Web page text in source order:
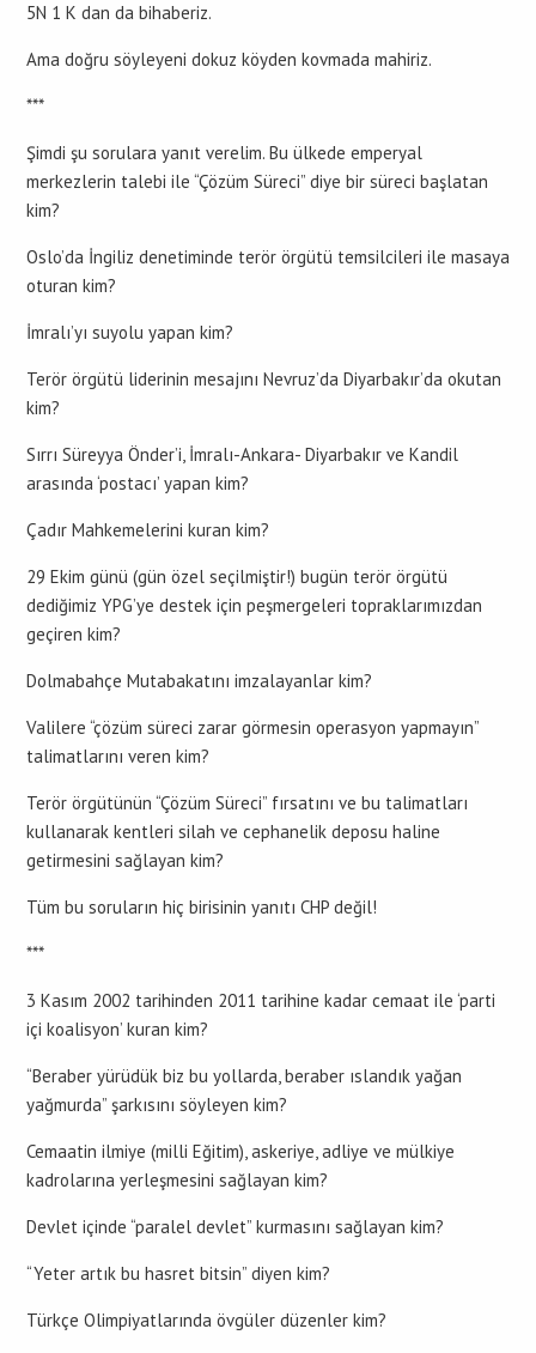
5N 1 K dan da bihaberiz.
Ama doğru söyleyeni dokuz köyden kovmada mahiriz.
***
Şimdi şu sorulara yanıt verelim. Bu ülkede emperyal
merkezlerin talebi ile “Çözüm Süreci” diye bir süreci başlatan
kim?
Oslo’da İngiliz denetiminde terör örgütü temsilcileri ile masaya
oturan kim?
İmralı’yı suyolu yapan kim?
Terör örgütü liderinin mesajını Nevruz’da Diyarbakır’da okutan
kim?
Sırrı Süreyya Önder’i, İmralı-Ankara- Diyarbakır ve Kandil
arasında ‘postacı’ yapan kim?
Çadır Mahkemelerini kuran kim?
29 Ekim günü (gün özel seçilmiştir!) bugün terör örgütü
dediğimiz YPG’ye destek için peşmergeleri topraklarımızdan
geçiren kim?
Dolmabahçe Mutabakatını imzalayanlar kim?
Valilere “çözüm süreci zarar görmesin operasyon yapmayın”
talimatlarını veren kim?
Terör örgütünün “Çözüm Süreci” fırsatını ve bu talimatları
kullanarak kentleri silah ve cephanelik deposu haline
getirmesini sağlayan kim?
Tüm bu soruların hiç birisinin yanıtı CHP değil!
***
3 Kasım 2002 tarihinden 2011 tarihine kadar cemaat ile ‘parti
içi koalisyon’ kuran kim?
“Beraber yürüdük biz bu yollarda, beraber ıslandık yağan
yağmurda” şarkısını söyleyen kim?
Cemaatin ilmiye (milli Eğitim), askeriye, adliye ve mülkiye
kadrolarına yerleşmesini sağlayan kim?
Devlet içinde “paralel devlet” kurmasını sağlayan kim?
“Yeter artık bu hasret bitsin” diyen kim?
Türkçe Olimpiyatlarında övgüler düzenler kim?